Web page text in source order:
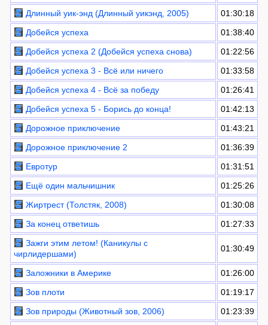
Длинный уик-энд (Длинный уикэнд, 2005)
01:30:18
Добейся успеха
01:38:40
Добейся успеха 2 (Добейся успеха снова)
01:22:56
Добейся успеха 3 - Всё или ничего
01:33:58
Добейся успеха 4 - Всё за победу
01:26:41
Добейся успеха 5 - Борись до конца!
01:42:13
Дорожное приключение
01:43:21
Дорожное приключение 2
01:36:39
Евротур
01:31:51
Ещё один мальчишник
01:25:26
Жиртрест (Толстяк, 2008)
01:30:08
За конец ответишь
01:27:33
Зажги этим летом! (Каникулы с
чирлидершами)
01:30:49
Заложники в Америке
01:26:00
Зов плоти
01:19:17
Зов природы (Животный зов, 2006)
01:23:39